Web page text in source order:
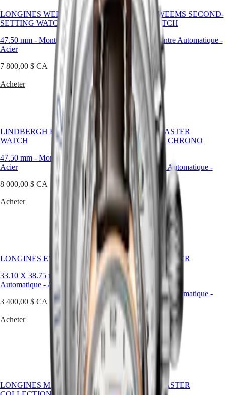
LONGINES
SPIRIT
LONGINES
SPIRIT
ZULU
TIME
LONGINES
SPIRIT
FLYBACK
LONGINES
SPIRIT
CHRONOGRAPH
LONGINES
SPIRIT
PILOT
LONGINES
SPIRIT
PILOT
FLYBACK
Elegance
DOLCEVITA
LONGINES
DOLCEVITA
LONGINES
FLAGSHIP
EVIDENZA
RECORD
ELEGANT
COLLECTION
GRANDE
CLASSIQUE
LONGINES
LEGEND
DIVER
ULTRA-
特
别
行
(Zh)
日
特
别
政
Malaysia
台
Europe
Österreich
Belgique
(Fr )
(Nl
Deutschland
Ελλάδα
(El)
LONGINES WEEMS SECOND-
SETTING WATCH
47.50 mm - Montre Automatique
Acier
7 800,00 $ CA
Acheter
LONGINES WEEMS SECOND-
SETTING WATCH
47.50 mm
- Montre Automatique-
7 800,00 $ CA
Sur Demande
LINDBERGH HOUR ANGLE
WATCH
47.50 mm - Montre Automatique
Acier
8 000,00 $ CA
Acheter
LONGINES MASTER
COLLECTION CHRONO
MOONPHASE
40 mm
-Montre Automatique-
Acier
5 200,00 $ CA
Acheter
LONGINES EVIDENZA
33.10 X 38.75 mm
Montre
Automatique - Acier
3 400,00 $ CA
Acheter
LONGINES MASTER
COLLECTION
CHRONOGRAPH
40 mm
Montre Automatique-
Acier
4 500,00 $ CA
Acheter
LONGINES MASTER
LONGINES MASTER